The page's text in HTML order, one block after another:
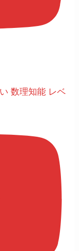
数理知能 レベ